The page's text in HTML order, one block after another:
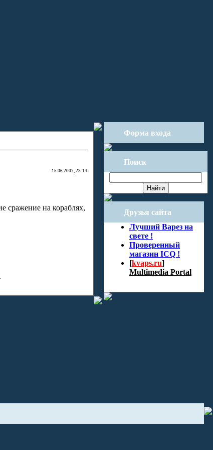
15.06.2007, 23:14
сражение на кораблях,
Форма входа
Поиск
Друзья сайта
Лучший Варез на
свете !
Проверенный
магазин ICQ !
[kvaps.ru]
Multimedia Portal